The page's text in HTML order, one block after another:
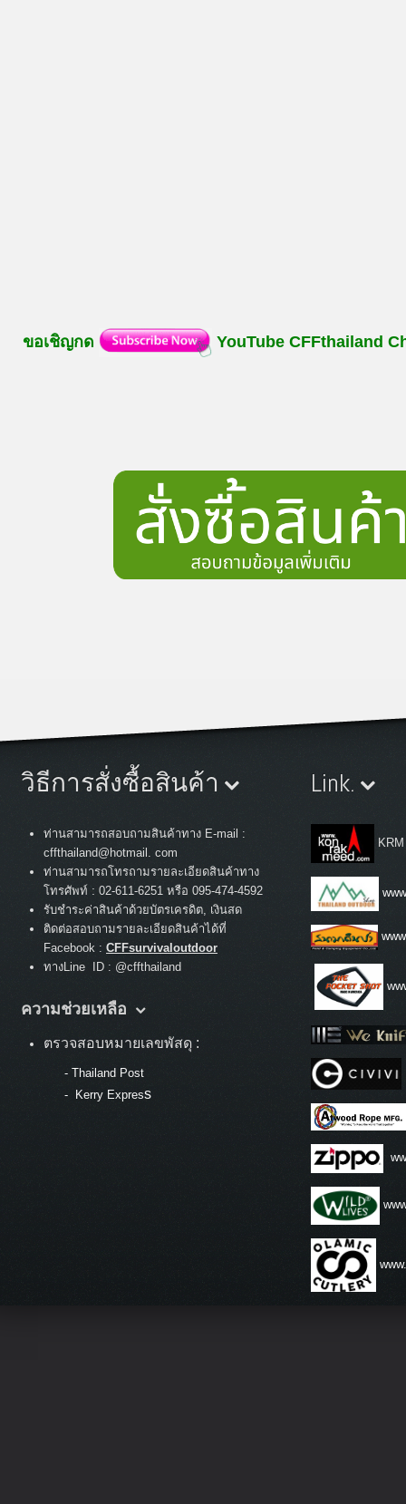
ขอเชิญกด YouTube CFFthailand
วิธีการสั่งซื้อสินค้า
ท่านสามารถสอบถามสินค้าทาง E-mail :
cffthailand@hotmail. com
ท่านสามารถโทรถามรายละเอียดสินค้าทาง
โทรศัพท์ : 02-611-6251 หรือ 095-474-4592
รับชำระค่าสินค้าด้วยบัตรเครดิต, เงินสด
ติดต่อสอบถามรายละเอียดสินค้าได้ที่
Facebook : CFFsurvivaloutdoor
ทางLine ID : @cffthailand
ความช่วยเหลือ
ตรวจสอบหมายเลขพัสดุ :
- Thailand Post
-
Kerry Express
Link.
KRM